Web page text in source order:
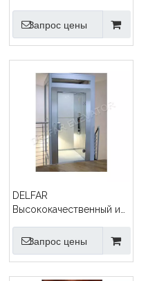
Запрос цены
DELFAR
Высококачественный и
Запрос цены